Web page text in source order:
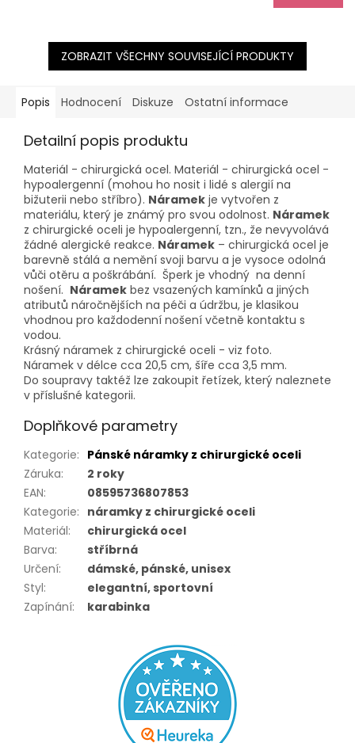
ZOBRAZIT VŠECHNY SOUVISEJÍCÍ PRODUKTY
Popis Hodnocení Diskuze Ostatní informace
Detailní popis produktu
Materiál - chirurgická ocel. Materiál - chirurgická ocel -
hypoalergenní (mohou ho nosit i lidé s alergií na
bižuterii nebo stříbro). Náramek je vytvořen z
materiálu, který je známý pro svou odolnost. Náramek
z chirurgické oceli je hypoalergenní, tzn., že nevyvolává
žádné alergické reakce. Náramek – chirurgická ocel je
barevně stálá a nemění svoji barvu a je vysoce odolná
vůči otěru a poškrábání. Šperk je vhodný na denní
nošení. Náramek bez vsazených kamínků a jiných
atributů náročnějších na péči a údržbu, je klasikou
vhodnou pro každodenní nošení včetně kontaktu s
vodou.
Krásný náramek z chirurgické oceli - viz foto.
Náramek v délce cca 20,5 cm, šíře cca 3,5 mm.
Do soupravy taktéž lze zakoupit řetízek, který naleznete
v příslušné kategorii.
Doplňkové parametry
Kategorie: Pánské náramky z chirurgické oceli
Záruka:
2 roky
EAN:
08595736807853
Kategorie: náramky z chirurgické oceli
Materiál:
chirurgická ocel
Barva:
stříbrná
Určení:
dámské, pánské, unisex
Styl:
elegantní, sportovní
Zapínání: karabinka